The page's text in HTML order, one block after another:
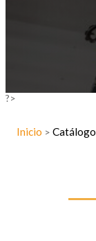
?>
Inicio > Catálogo